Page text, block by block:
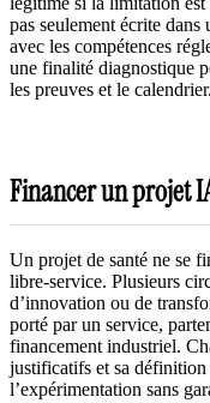
pas seulement écrite
avec les compétences
une finalité diagnostique
les preuves et le calendrier.
Financer un projet
Un projet de santé ne se
libre-service. Plusieurs
d’innovation ou de
porté par un service,
financement industriel.
justificatifs et sa
l’expérimentation sans